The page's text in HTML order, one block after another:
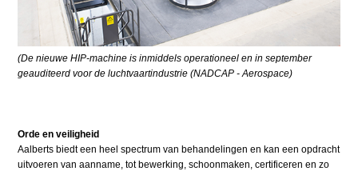
(De nieuwe HIP-machine is inmiddels operationeel en in september
geauditeerd voor de luchtvaartindustrie (NADCAP - Aerospace)
Orde en veiligheid
Aalberts biedt een heel spectrum van behandelingen en kan een opdracht
uitvoeren van aanname, tot bewerking, schoonmaken, certificeren en zo